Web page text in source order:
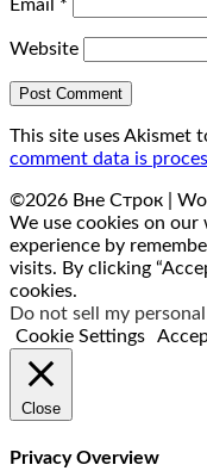
Email *
Website
This site uses Akismet
comment data is
©2026 Вне Строк |
We use cookies on
experience by
visits. By clicking
cookies.
Do not sell my
Cookie Settings
Close
Privacy Overview